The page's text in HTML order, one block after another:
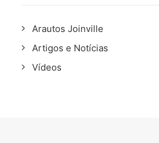
Arautos Joinville
Artigos e Notícias
Vídeos